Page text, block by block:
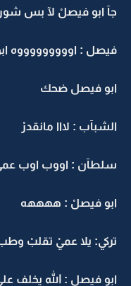
جآ ابو فيصلْ لآ بس
فيصل : اوووووووووه
ابو فيصل ضحك
الشبآب : لااا مانقدرْ
سلطآن : اووب اوب
ابو فيصلْ : ههههه
تركي: يلا عميْ تقلبْ
ابو فيصل : الله يخلف